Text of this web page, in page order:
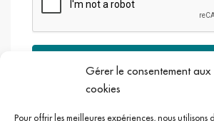
Gérer le consentement aux
cookies
Pour offrir les meilleures expériences, nous utilisons